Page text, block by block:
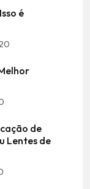
é
de
Lentes de